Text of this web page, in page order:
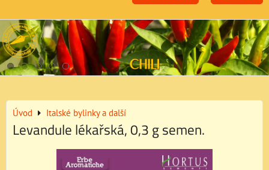
Úvod Italské bylinky a další
Levandule lékařská, 0,3 g semen.